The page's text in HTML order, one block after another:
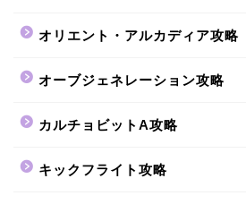
オリエント・アルカディア攻略
オーブジェネレーション攻略
カルチョビットA攻略
キックフライト攻略